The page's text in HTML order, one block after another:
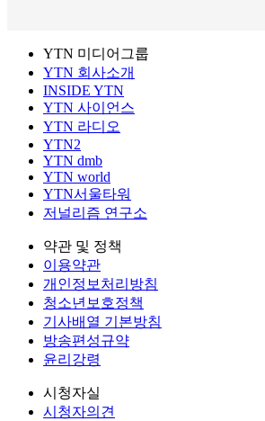
YTN 미디어그룹
YTN 회사소개
INSIDE YTN
YTN 사이언스
YTN 라디오
YTN2
YTN dmb
YTN world
YTN서울타워
저널리즘 연구소
약관 및 정책
이용약관
개인정보처리방침
청소년보호정책
기사배열 기본방침
방송편성규약
윤리강령
시청자실
시청자의견